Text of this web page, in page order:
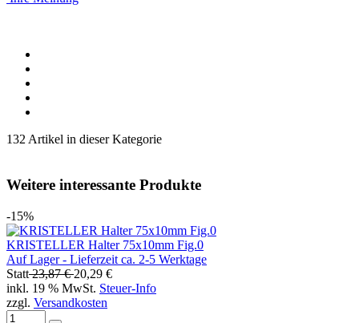
132 Artikel in dieser Kategorie
Weitere interessante Produkte
-15%
KRISTELLER Halter 75x10mm Fig.0
Auf Lager - Lieferzeit ca. 2-5 Werktage
Statt23,87 €20,29 €
inkl. 19 % MwSt. Steuer-Info
zzgl. Versandkosten